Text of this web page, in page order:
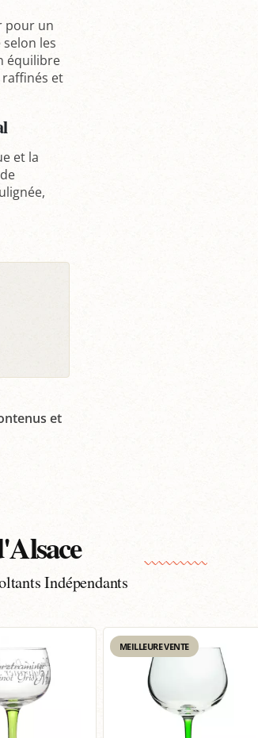
pour un
les
équilibre
et
et la
et
Indépendants
MEILLEURE VENTE